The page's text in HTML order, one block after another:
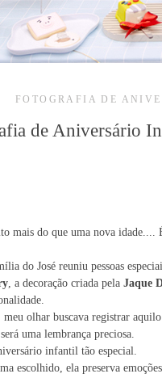
FOTOGRAFIA DE
de Aniversário
mais do que uma nova idade....
do José reuniu pessoas
, a decoração criada pela Jaque
olhar buscava registrar
uma lembrança preciosa.
infantil tão especial.
escolhido, ela preserva